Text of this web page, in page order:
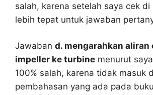
salah, karena setelah saya cek
lebih tepat untuk jawaban
Jawaban d. mengarahkan aliran
impeller ke turbine menurut
100% salah, karena tidak masuk
pembahasan yang ada pada